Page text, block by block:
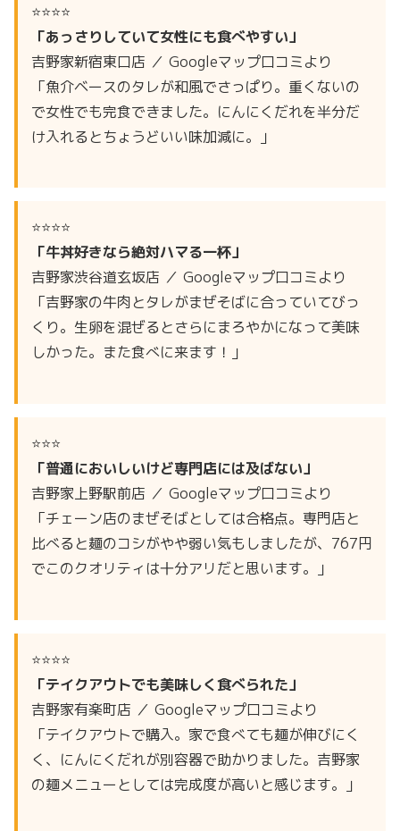
⭐⭐⭐⭐
「あっさりしていて女性にも食べやすい」
吉野家新宿東口店 ／ Googleマップ口コミより
「魚介ベースのタレが和風でさっぱり。重くないの
で女性でも完食できました。にんにくだれを半分だ
け入れるとちょうどいい味加減に。」
⭐⭐⭐⭐
「牛丼好きなら絶対ハマる一杯」
吉野家渋谷道玄坂店 ／ Googleマップ口コミより
「吉野家の牛肉とタレがまぜそばに合っていてびっ
くり。生卵を混ぜるとさらにまろやかになって美味
しかった。また食べに来ます！」
⭐⭐⭐
「普通においしいけど専門店には及ばない」
吉野家上野駅前店 ／ Googleマップ口コミより
「チェーン店のまぜそばとしては合格点。専門店と
比べると麺のコシがやや弱い気もしましたが、767円
でこのクオリティは十分アリだと思います。」
⭐⭐⭐⭐
「テイクアウトでも美味しく食べられた」
吉野家有楽町店 ／ Googleマップ口コミより
「テイクアウトで購入。家で食べても麺が伸びにく
く、にんにくだれが別容器で助かりました。吉野家
の麺メニューとしては完成度が高いと感じます。」